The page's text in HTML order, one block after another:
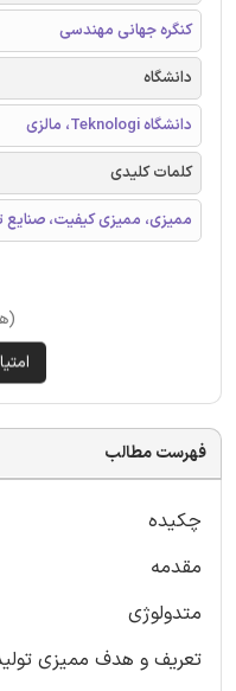
کنگره جهانی مهندسی
دانشگاه
دانشگاه Teknologi، مالزی
کلمات کلیدی
ممیزی، ممیزی کیفیت، صنایع
فهرست مطالب
چکیده
مقدمه
متدولوژی
تعریف و هدف ممیزی